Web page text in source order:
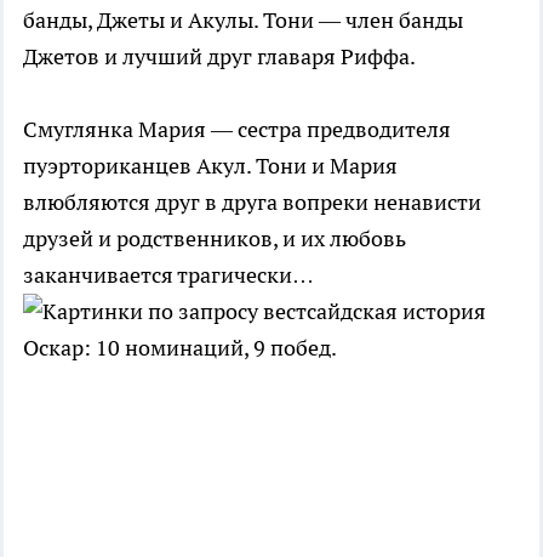
банды, Джеты и Акулы. Тони — член банды
Джетов и лучший друг главаря Риффа.
Смуглянка Мария — сестра предводителя
пуэрториканцев Акул. Тони и Мария
влюбляются друг в друга вопреки ненависти
друзей и родственников, и их любовь
заканчивается трагически…
Оскар: 10 номинаций, 9 побед.